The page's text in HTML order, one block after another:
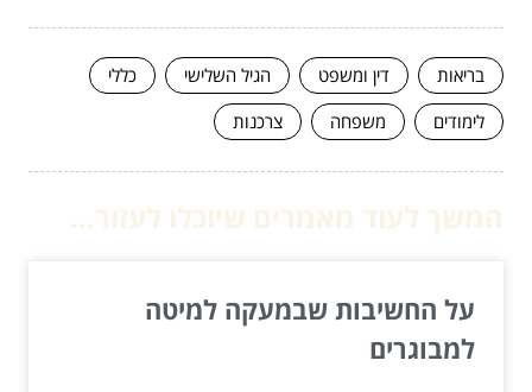
בריאות דין ומשפט הגיל השלישי
כללי
לימודים
משפחה צרכנות
על החשיבות שבמעקה למיטה
למבוגרים